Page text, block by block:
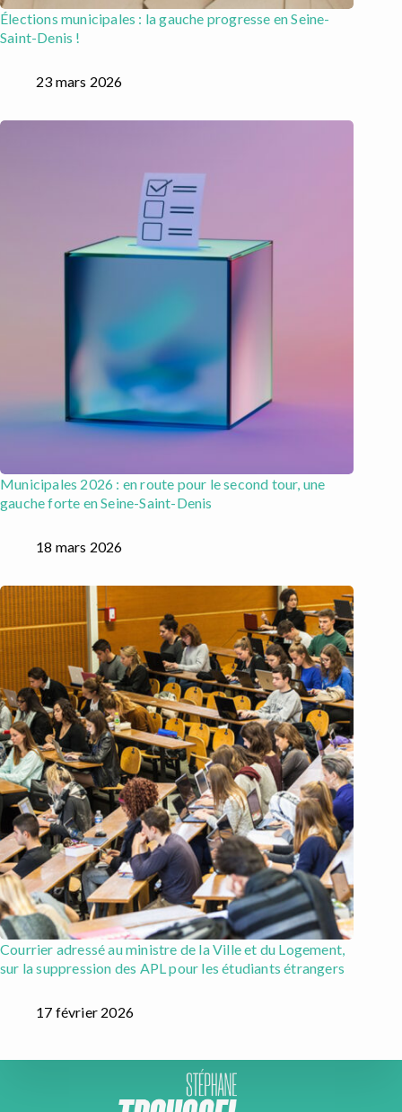
Élections municipales : la gauche progresse en Seine-
Saint-Denis !
23 mars 2026
Municipales 2026 : en route pour le second tour, une
gauche forte en Seine-Saint-Denis
18 mars 2026
Courrier adressé au ministre de la Ville et du Logement,
sur la suppression des APL pour les étudiants étrangers
17 février 2026